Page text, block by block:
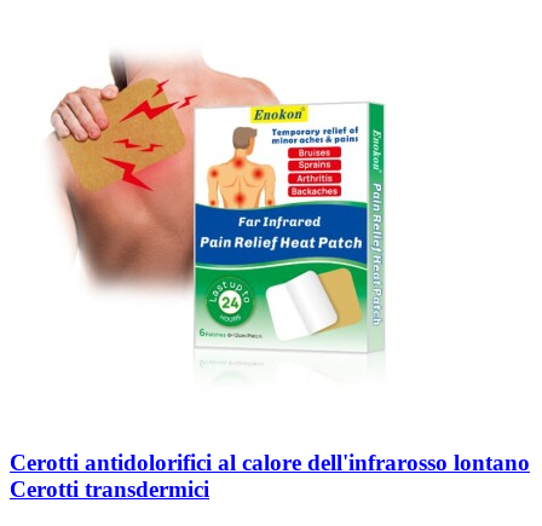
Cerotti antidolorifici al calore dell'infrarosso lontano
Cerotti transdermici